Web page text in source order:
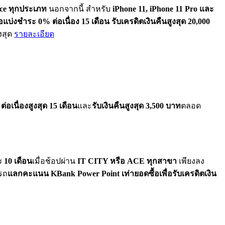
ทุกประเภท นอกจากนี้ สำหรับ iPhone 11, iPhone 11 Pro และ
บ่งชำระ 0% ต่อเนื่อง 15 เดือน รับเครดิตเงินคืนสูงสุด 20,000
สุด รายละเอียด
อเนื่องสูงสุด 15 เดือนและรับเงินคืนสูงสุด 3,500 บาทตลอด
10 เดือนเมื่อช้อปผ่าน IT CITY หรือ ACE ทุกสาขา เพียงลง
ถแลกคะแนน KBank Power Point เท่ายอดซื้อเพื่อรับเครดิตเงิน